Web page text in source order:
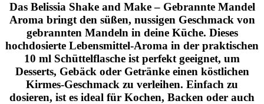
Das Belissia Shake and Make – Gebrannte Mandel
Aroma bringt den süßen, nussigen Geschmack von
gebrannten Mandeln in deine Küche. Dieses
hochdosierte Lebensmittel-Aroma in der praktischen
10 ml Schüttelflasche ist perfekt geeignet, um
Desserts, Gebäck oder Getränke einen köstlichen
Kirmes-Geschmack zu verleihen. Einfach zu
dosieren, ist es ideal für Kochen, Backen oder auch